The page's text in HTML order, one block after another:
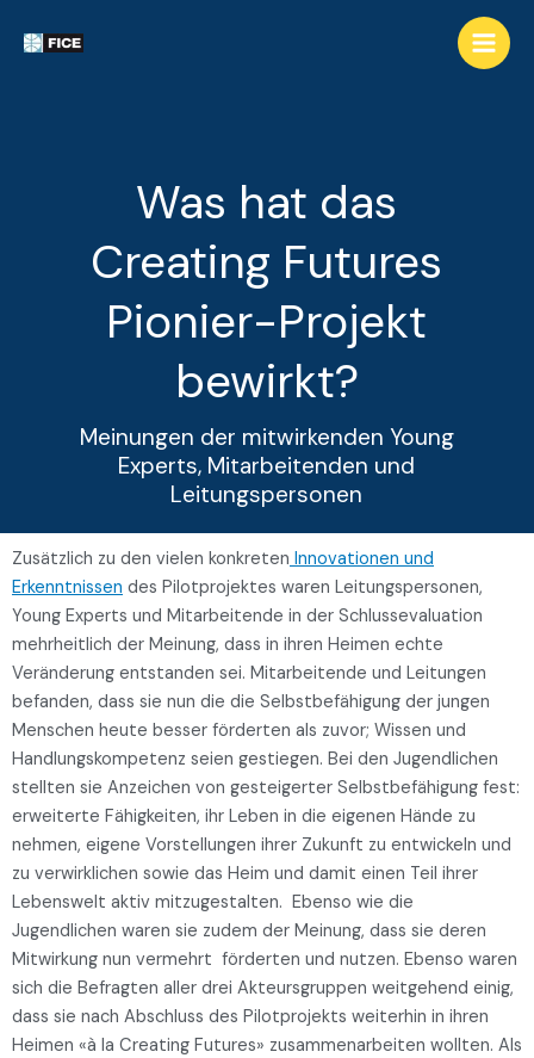
Was hat das
Creating Futures
Pionier-Projekt
bewirkt?
Meinungen der mitwirkenden Young
Experts, Mitarbeitenden und
Leitungspersonen
Zusätzlich zu den vielen konkreten Innovationen und
Erkenntnissen des Pilotprojektes waren Leitungspersonen,
Young Experts und Mitarbeitende in der Schlussevaluation
mehrheitlich der Meinung, dass in ihren Heimen echte
Veränderung entstanden sei. Mitarbeitende und Leitungen
befanden, dass sie nun die die Selbstbefähigung der jungen
Menschen heute besser förderten als zuvor; Wissen und
Handlungskompetenz seien gestiegen. Bei den Jugendlichen
stellten sie Anzeichen von gesteigerter Selbstbefähigung fest:
erweiterte Fähigkeiten, ihr Leben in die eigenen Hände zu
nehmen, eigene Vorstellungen ihrer Zukunft zu entwickeln und
zu verwirklichen sowie das Heim und damit einen Teil ihrer
Lebenswelt aktiv mitzugestalten. Ebenso wie die
Jugendlichen waren sie zudem der Meinung, dass sie deren
Mitwirkung nun vermehrt förderten und nutzen. Ebenso waren
sich die Befragten aller drei Akteursgruppen weitgehend einig,
dass sie nach Abschluss des Pilotprojekts weiterhin in ihren
Heimen «à la Creating Futures» zusammenarbeiten wollten. Als